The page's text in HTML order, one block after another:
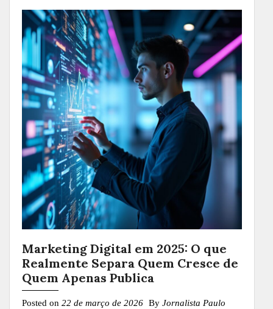
Marketing Digital em 2025: O que
Realmente Separa Quem Cresce de
Quem Apenas Publica
Posted on 22 de março de 2026 By Jornalista Paulo